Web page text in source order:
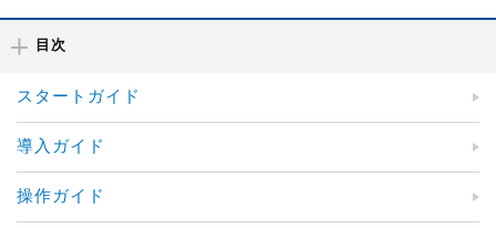
目次
スタートガイド
導入ガイド
操作ガイド